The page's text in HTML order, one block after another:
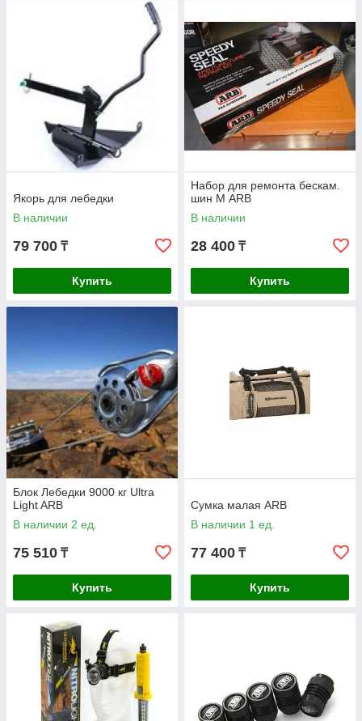
Якорь для лебедки
В наличии
79 700 ₸
Купить
Набор для ремонта бескам.
шин М ARB
В наличии
28 400 ₸
Купить
Блок Лебедки 9000 кг Ultra
Light ARB
В наличии 2 ед.
75 510 ₸
Купить
Сумка малая ARB
В наличии 1 ед.
77 400 ₸
Купить